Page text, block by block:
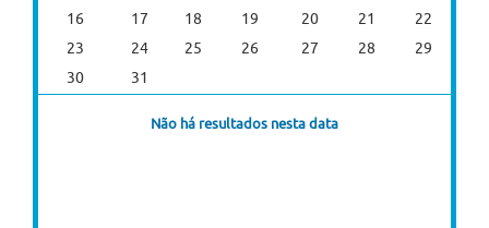
16
17 18 19 20 21
22
23
24 25 26 27 28
29
30
31
Não há resultados nesta data